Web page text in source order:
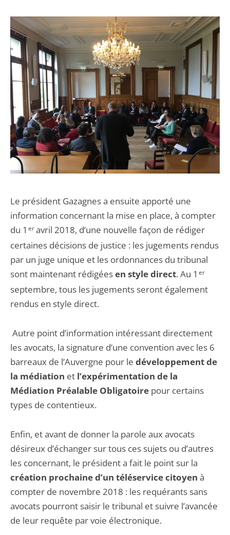
Le président Gazagnes a ensuite apporté une
information concernant la mise en place, à compter
du 1 eravril 2018, d’une nouvelle façon de rédiger
certaines décisions de justice : les jugements rendus
par un juge unique et les ordonnances du tribunal
sont maintenant rédigéesen style direct. Au 1 er
septembre, tous les jugements seront également
rendus en style direct.
Autre point d’information intéressant directement
les avocats, la signature d’une convention avec les 6
barreaux de l’Auvergne pour le développement de
la médiation et l’expérimentation de la
Médiation Préalable Obligatoire pour certains
types de contentieux.
Enfin, et avant de donner la parole aux avocats
désireux d’échanger sur tous ces sujets ou d’autres
les concernant, le président a fait le point sur la
création prochaine d’un téléservice citoyen à
compter de novembre 2018 : les requérants sans
avocats pourront saisir le tribunal et suivre l’avancée
de leur requête par voie électronique.